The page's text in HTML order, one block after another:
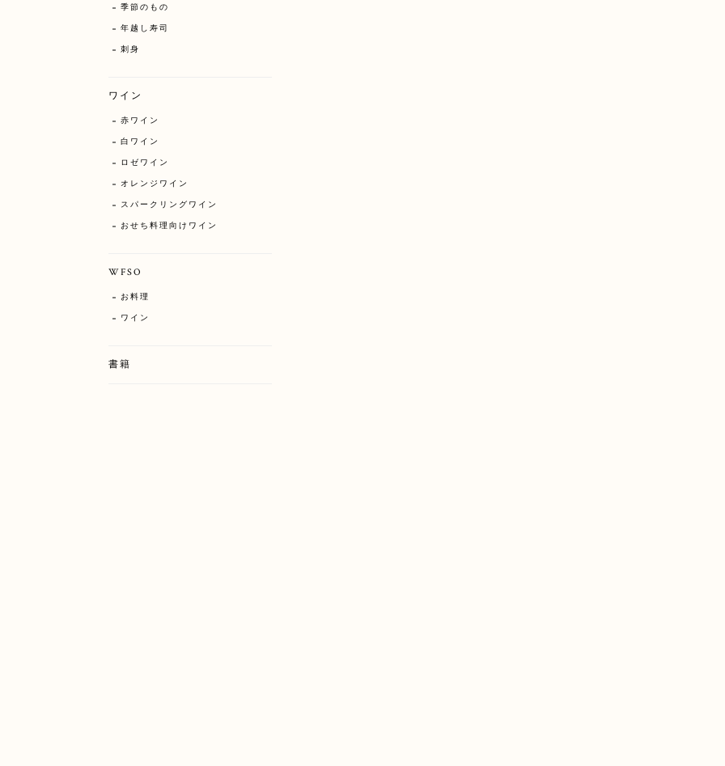
季節のもの
年越し寿司
刺身
ワイン
赤ワイン
白ワイン
ロゼワイン
オレンジワイン
スパークリングワイン
おせち料理向けワイン
WFSO
お料理
ワイン
書籍